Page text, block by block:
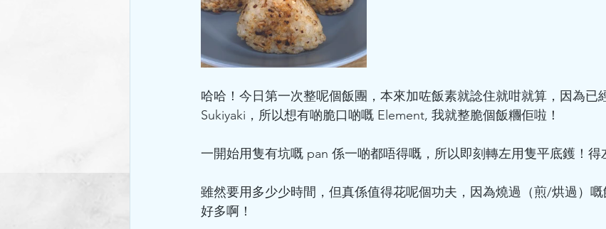
哈哈！今日第一次整呢個飯團，本來加咗飯素就諗住就咁就算，因為已
Sukiyaki，所以想有啲脆口啲嘅 Element, 我就整脆個飯糰佢啦！
一開始用隻有坑嘅 pan 係一啲都唔得嘅，所以即刻轉左用隻平底鑊！得
雖然要用多少少時間，但真係值得花呢個功夫，因為燒過（煎/烘過）
好多啊！